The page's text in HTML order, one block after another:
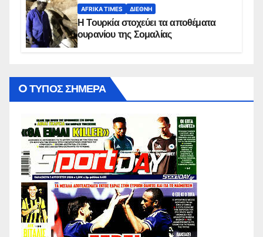
AFRIKA TIMES ΔΙΕΘΝΉ
Η Τουρκία στοχεύει τα αποθέματα
ουρανίου της Σομαλίας
O ΤΥΠΟΣ ΣΗΜΕΡΑ